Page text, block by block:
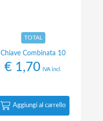
TOTAL
Chiave Combinata 10
€ 1,70 IVA incl.
Aggiungi al carrello